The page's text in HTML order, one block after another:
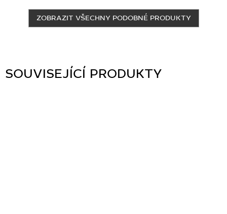
SOUVISEJÍCÍ PRODUKTY
ZOBRAZIT VŠECHNY PODOBNÉ PRODUKTY